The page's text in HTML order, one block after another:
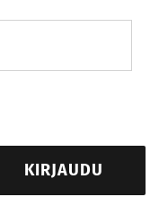
KIRJAUDU